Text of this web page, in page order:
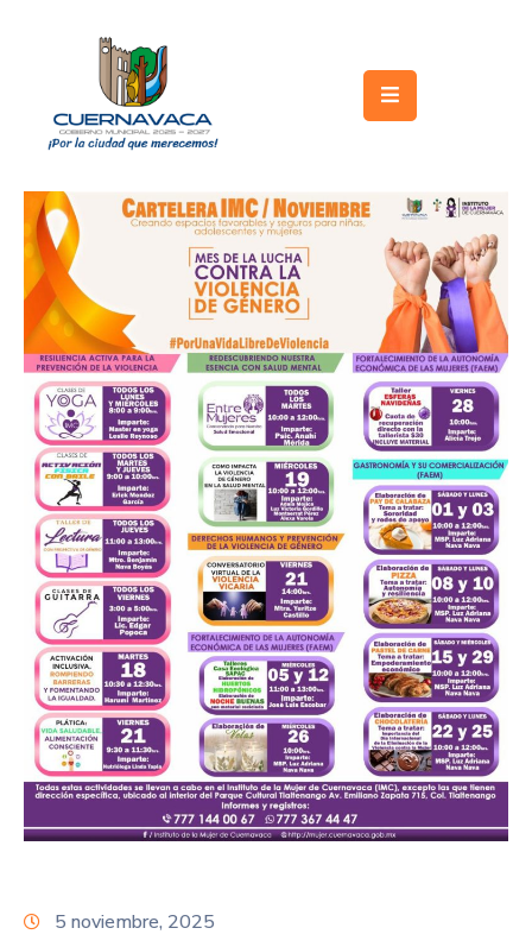
Gobierno
Turismo
Trámites
y
Servicios
Licitaciones
Transparencia
Directorio
Citas
5 noviembre, 2025